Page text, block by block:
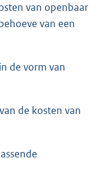
van openbaar
van een
de vorm van
de kosten van